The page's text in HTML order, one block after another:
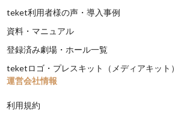
teket利用者様の声・導入事例
資料・マニュアル
登録済み劇場・ホール一覧
teketロゴ・プレスキット（メディアキット）
運営会社情報
利用規約